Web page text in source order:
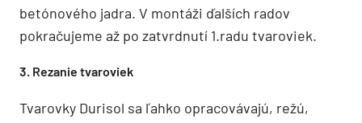
betónového jadra. V montáži ďalších radov
pokračujeme až po zatvrdnutí 1.radu tvaroviek.
3. Rezanie tvaroviek
Tvarovky Durisol sa ľahko opracovávajú, režú,